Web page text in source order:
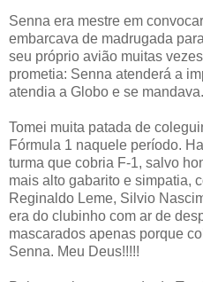
Senna era mestre em
embarcava de madrugada
seu próprio avião muitas
prometia: Senna atenderá a
atendia a Globo e se mandava.
Tomei muita patada de
Fórmula 1 naquele período.
turma que cobria F-1, salvo
mais alto gabarito e simpatia,
Reginaldo Leme, Silvio
era do clubinho com ar de
mascarados apenas porque
Senna. Meu Deus!!!!!